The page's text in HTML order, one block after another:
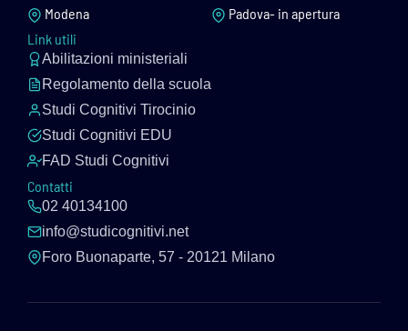
Modena
Padova- in apertura
Link utili
Abilitazioni ministeriali
Regolamento della scuola
Studi Cognitivi Tirocinio
Studi Cognitivi EDU
FAD Studi Cognitivi
Contatti
02 40134100
info@studicognitivi.net
Foro Buonaparte, 57 - 20121 Milano